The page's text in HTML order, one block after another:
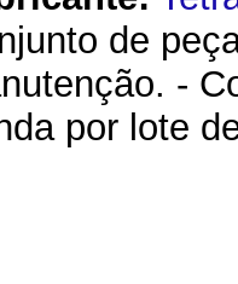
de
-
por lote